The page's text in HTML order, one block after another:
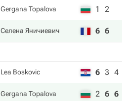
Gergana Topalova 1 2
Селена Яничиевич 6 6
Lea Boskovic 6 3 4
Gergana Topalova 2 6 6